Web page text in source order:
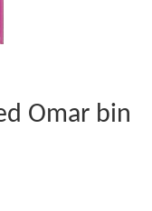
Omar bin